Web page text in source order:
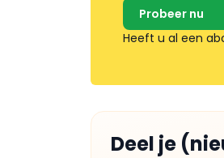
Probeer nu
Heeft u al een
Deel je